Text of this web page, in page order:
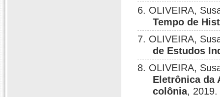
6. OLIVEIRA,
Tempo de
7. OLIVEIRA,
de Estudos
8. OLIVEIRA,
Eletrônica da
colônia, 2019.